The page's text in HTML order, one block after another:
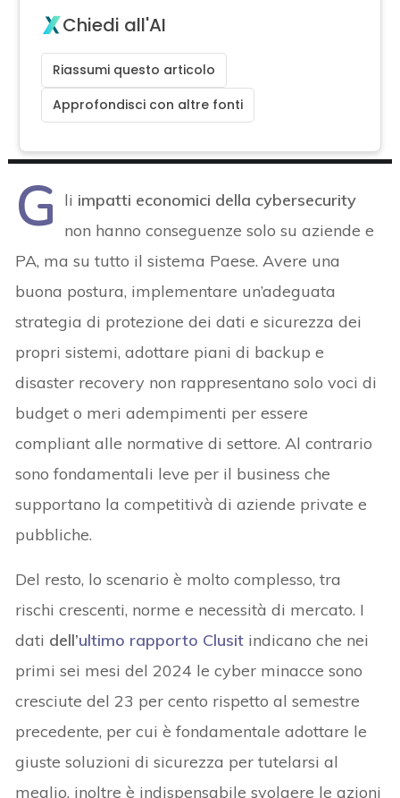
Chiedi all'AI
Riassumi questo articolo
Approfondisci con altre fonti
G li impatti economici della cybersecurity
non hanno conseguenze solo su aziende e
PA, ma su tutto il sistema Paese. Avere una
buona postura, implementare un’adeguata
strategia di protezione dei dati e sicurezza dei
propri sistemi, adottare piani di backup e
disaster recovery non rappresentano solo voci di
budget o meri adempimenti per essere
compliant alle normative di settore. Al contrario
sono fondamentali leve per il business che
supportano la competitivà di aziende private e
pubbliche.
Del resto, lo scenario è molto complesso, tra
rischi crescenti, norme e necessità di mercato. I
dati dell’ultimo rapporto Clusit indicano che nei
primi sei mesi del 2024 le cyber minacce sono
cresciute del 23 per cento rispetto al semestre
precedente, per cui è fondamentale adottare le
giuste soluzioni di sicurezza per tutelarsi al
meglio, inoltre è indispensabile svolgere le azioni